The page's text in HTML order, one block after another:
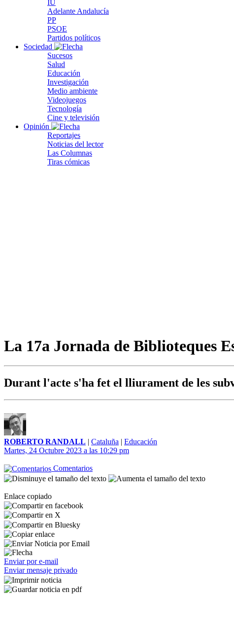
IU
Adelante Andalucía
PP
PSOE
Partidos políticos
Sociedad
Sucesos
Salud
Educación
Investigación
Medio ambiente
Videojuegos
Tecnología
Cine y televisión
Opinión
Reportajes
Noticias del lector
Las Columnas
Tiras cómicas
La 17a Jornada de Biblioteques
Durant l'acte s'ha fet el lliurament de les
ROBERTO RANDALL | Cataluña | Educación
Martes, 24 Octubre 2023 a las 10:29 pm
Comentarios
Enlace copiado
Enviar por e-mail
Enviar mensaje privado